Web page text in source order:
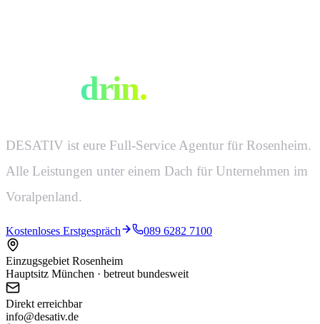
drin.
DESATIV ist eure Full-Service Agentur für Rosenheim.
Alle Leistungen unter einem Dach für Unternehmen im
Voralpenland.
Kostenloses Erstgespräch 089 6282 7100
Einzugsgebiet Rosenheim
Hauptsitz München · betreut bundesweit
Direkt erreichbar
info@desativ.de